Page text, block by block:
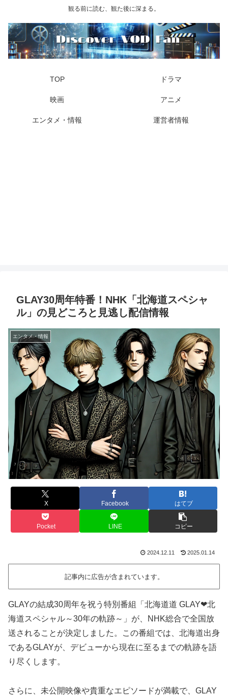
観る前に読む、観た後に深まる。
TOP ドラマ
映画 アニメ
エンタメ・情報 運営者情報
GLAY30周年特番！NHK「北海道スペシャ
ル」の見どころと見逃し配信情報
エンタメ・情報
X Facebook はてブ
Pocket LINE コピー
2024.12.11 2025.01.14
記事内に広告が含まれています。
GLAYの結成30周年を祝う特別番組「北海道道 GLAY❤北
海道スペシャル～30年の軌跡～」が、NHK総合で全国放
送されることが決定しました。この番組では、北海道出身
であるGLAYが、デビューから現在に至るまでの軌跡を語
り尽くします。
さらに、未公開映像や貴重なエピソードが満載で、GLAY